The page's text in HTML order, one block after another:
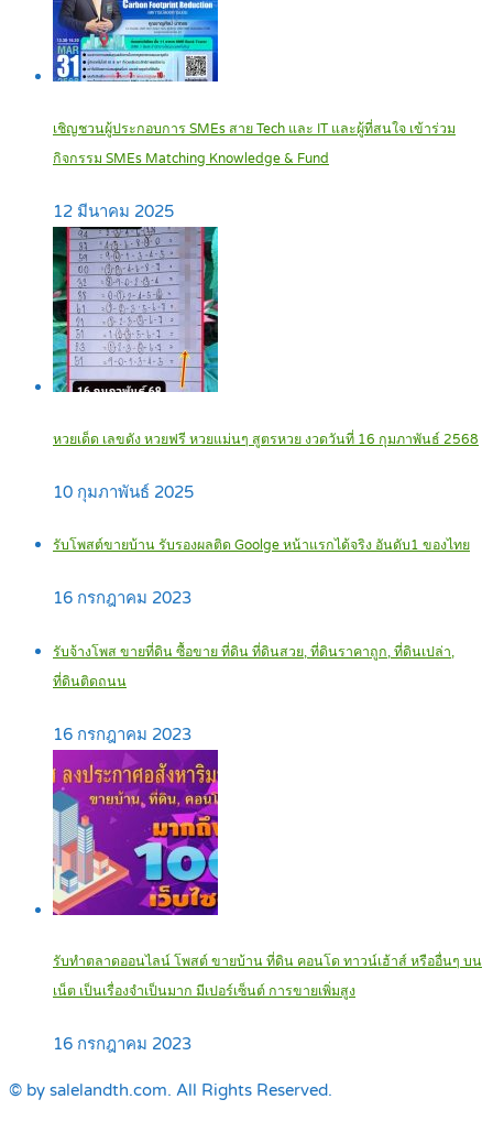
เชิญชวนผู้ประกอบการ SMEs สาย Tech และ IT และผู้ที่สนใจ เข้าร่วม
กิจกรรม SMEs Matching Knowledge & Fund
12 มีนาคม 2025
หวยเด็ด เลขดัง หวยฟรี หวยแม่นๆ สูตรหวย งวดวันที่ 16 กุมภาพันธ์ 2568
10 กุมภาพันธ์ 2025
รับโพสต์ขายบ้าน รับรองผลติด Goolge หน้าแรกได้จริง อันดับ1 ของไทย
16 กรกฎาคม 2023
รับจ้างโพส ขายที่ดิน ซื้อขาย ที่ดิน ที่ดินสวย, ที่ดินราคาถูก, ที่ดินเปล่า,
ที่ดินติดถนน
16 กรกฎาคม 2023
รับทำตลาดออนไลน์ โพสต์ ขายบ้าน ที่ดิน คอนโด ทาวน์เฮ้าส์ หรืออื่นๆ บน
เน็ต เป็นเรื่องจำเป็นมาก มีเปอร์เซ็นต์ การขายเพิ่มสูง
16 กรกฎาคม 2023
© by salelandth.com. All Rights Reserved.